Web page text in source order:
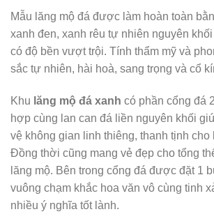
Mẫu lăng mộ đá được làm hoàn toàn
xanh đen, xanh rêu tự nhiên nguyên
có độ bền vượt trội. Tính thẩm mỹ và
sắc tự nhiên, hài hoà, sang trọng và cổ
Khu lăng mộ đá xanh có phần cổng đá
hợp cùng lan can đá liền nguyên khối
vệ không gian linh thiêng, thanh tịnh cho
Đồng thời cũng mang vẻ đẹp cho tổng
lăng mộ. Bên trong cổng đá được đặt 1
vuông chạm khắc hoa văn vô cùng tinh
nhiều ý nghĩa tốt lành.